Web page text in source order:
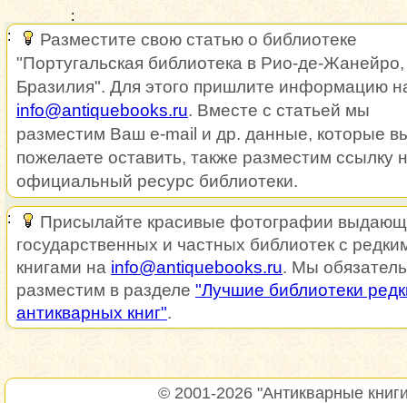
Разместите свою статью о библиотеке
"Португальская библиотека в Рио-де-Жанейро,
Бразилия". Для этого пришлите информацию
info@antiquebooks.ru. Вместе с статьей мы
разместим Ваш e-mail и др. данные, которые
пожелаете оставить, также разместим ссылку
официальный ресурс библиотеки.
Присылайте красивые фотографии
государственных и частных библиотек с
книгами на info@antiquebooks.ru. Мы
разместим в разделе "Лучшие библиотеки
антикварных книг".
© 2001-2026 "Антикварные